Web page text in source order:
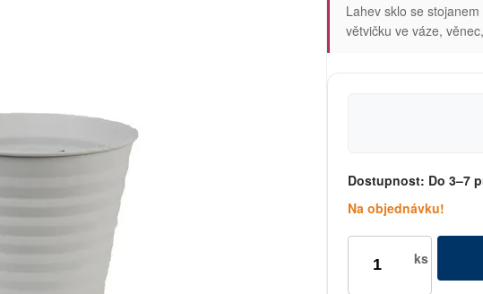
Lahev sklo se
větvičku ve váze,
Dostupnost: Do 3–7
Na objednávku!
ks